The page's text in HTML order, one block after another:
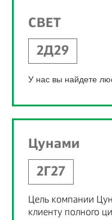
СВЕТ
2Д29
У нас вы найдете
Цунами
2Г27
Цель компании
клиенту полного